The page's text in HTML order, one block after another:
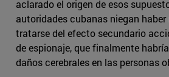
aclarado el origen de esos
autoridades cubanas niegan haber
tratarse del efecto secundario
de espionaje, que finalmente
daños cerebrales en las personas